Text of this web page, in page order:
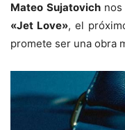
Mateo Sujatovichnos
«Jet Love», el
promete ser una obra